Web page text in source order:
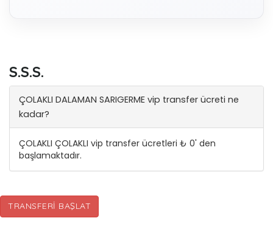
S.S.S.
ÇOLAKLI DALAMAN SARIGERME vip transfer ücreti ne
kadar?
ÇOLAKLI ÇOLAKLI vip transfer ücretleri ₺ 0' den
başlamaktadır.
TRANSFERI BAŞLAT